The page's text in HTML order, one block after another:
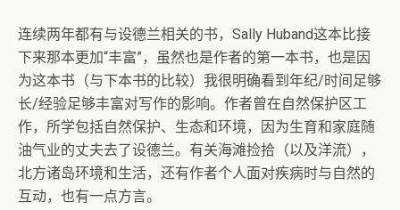
连续两年都有与设德兰相关的书，Sally Huband这本比接
下来那本更加“丰富”，虽然也是作者的第一本书，也是因
为这本书（与下本书的比较）我很明确看到年纪/时间足够
长/经验足够丰富对写作的影响。作者曾在自然保护区工
作，所学包括自然保护、生态和环境，因为生育和家庭随
油气业的丈夫去了设德兰。有关海滩捡拾（以及洋流），
北方诸岛环境和生活，还有作者个人面对疾病时与自然的
互动，也有一点方言。